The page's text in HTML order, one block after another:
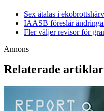
Sex åtalas i
IAASB föreslår
Fler väljer revisor för
Annons
Relaterade artiklar